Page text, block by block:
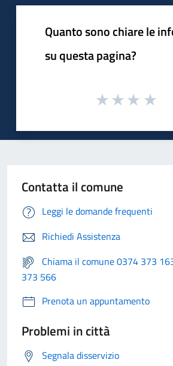
Quanto sono chiare le
su questa pagina?
Contatta il comune
Leggi le domande frequenti
Richiedi Assistenza
Chiama il comune 0374 373
373 566
Prenota un appuntamento
Problemi in città
Segnala disservizio